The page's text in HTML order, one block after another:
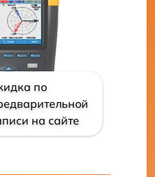
по
на сайте